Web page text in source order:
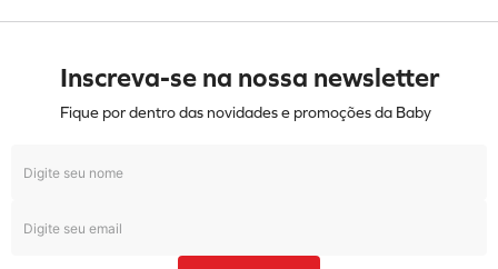
Inscreva-se na nossa newsletter
Fique por dentro das novidades e promoções da Baby